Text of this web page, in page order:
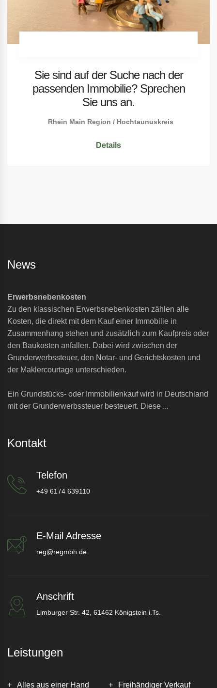
Sie sind auf der Suche nach der
passenden Immobilie? Sprechen
Sie uns an.
Rhein Main Region / Hochtaunuskreis
Details
News
Erwerbsnebenkosten
Zu den klassischen Erwerbsnebenkosten zählen alle
Kosten, die direkt mit dem Kauf einer Immobilie in
Zusammenhang stehen und zusätzlich zum Kaufpreis oder
den Baukosten anfallen. Dabei wird zwischen der
Grunderwerbssteuer, den Notar- und Gerichtskosten und
der Maklercourtage unterschieden.
Ein Grundstücks- oder Immobilienkauf wird in Deutschland
mit der Grunderwerbssteuer besteuert. Diese ...
Leistungen
Alles aus einer Hand Freihändiger Verkauf
Kontakt
Telefon
+49 6174 639110
E-Mail Adresse
reg@regmbh.de
Anschrift
Limburger Str. 42, 61462 Königstein i.Ts.